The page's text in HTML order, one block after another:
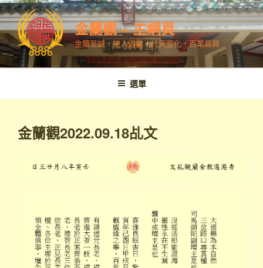
跳
至
內
容
金蘭觀 – 主網頁
金蘭至誠，神人溫馨，代天宣化，百業昌興
選單
金蘭觀2022.09.18乩文